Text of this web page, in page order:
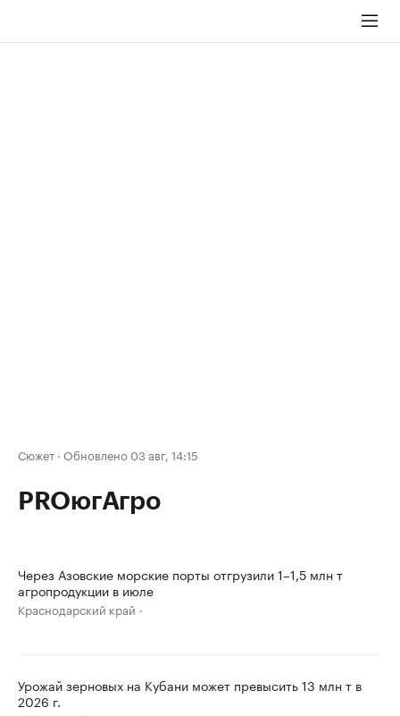
Сюжет · Обновлено 03 авг, 14:15
PROюгАгро
Через Азовские морские порты отгрузили 1–1,5 млн т
агропродукции в июле
Краснодарский край
Урожай зерновых на Кубани может превысить 13 млн т в
2026 г.